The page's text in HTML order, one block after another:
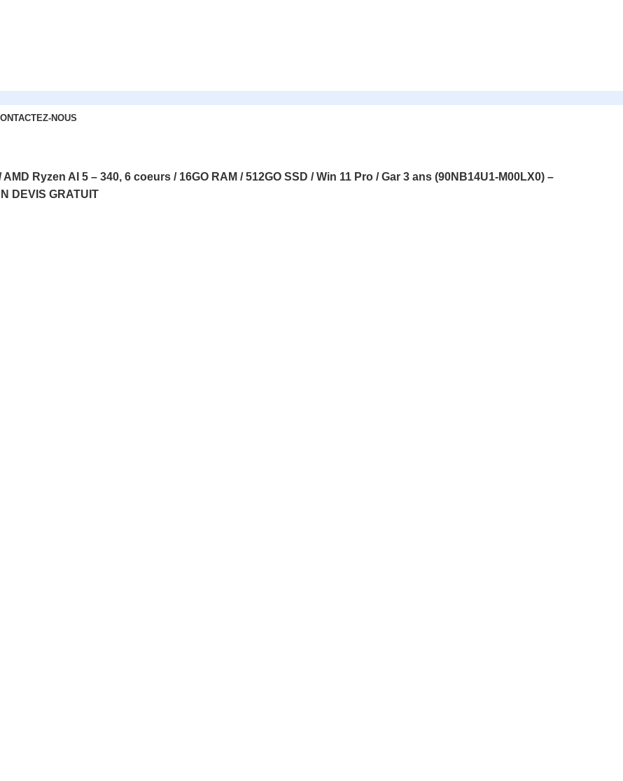
NOUS
Ryzen AI 5 – 340, 6 coeurs / 16GO RAM / 512GO SSD / Win 11 Pro / Gar 3 ans (90NB14U1-M00LX0) –
DEVIS GRATUIT